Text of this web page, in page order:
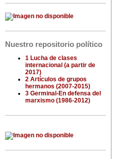
Nuestro repositorio político
1 Lucha de clases
internacional (a partir de
2017)
2 Artículos de grupos
hermanos (2007-2015)
3 Germinal-En defensa del
marxismo (1986-2012)